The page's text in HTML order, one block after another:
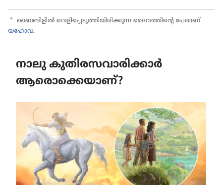
a ബൈബിളിൽ വെളി​പ്പെ​ടു​ത്തി​യി​രി​ക്കുന്ന ദൈവ​ത്തി​ന്റെ പേരാണ്‌
യഹോവ.
നാലു കുതി​ര​സ​വാ​രി​ക്കാർ
ആരൊ​ക്കെ​യാണ്‌?